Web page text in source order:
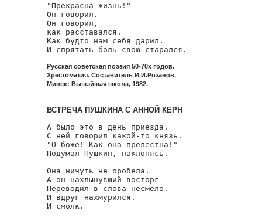
"Прекрасна жизнь!"-
Он говорил.
Он говорил,
как расставался.
Как будто нам себя дарил.
И спрятать боль свою старался.
Русская советская поэзия 50-70х годов.
Хрестоматия. Составитель И.И.Розанов.
Минск: Вышэйшая школа, 1982.
ВСТРЕЧА ПУШКИНА С АННОЙ КЕРН
А было это в день приезда.
С ней говорил какой-то князь.
"О боже! Как она прелестна!" -
Подумал Пушкин, наклонясь.
Она ничуть не оробела.
А он нахлынувший восторг
Переводил в слова несмело.
И вдруг нахмурился.
И смолк.